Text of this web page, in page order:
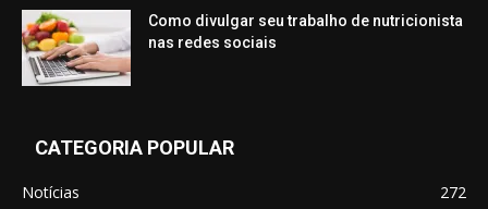
Como divulgar seu trabalho de nutricionista
nas redes sociais
CATEGORIA POPULAR
Notícias
272